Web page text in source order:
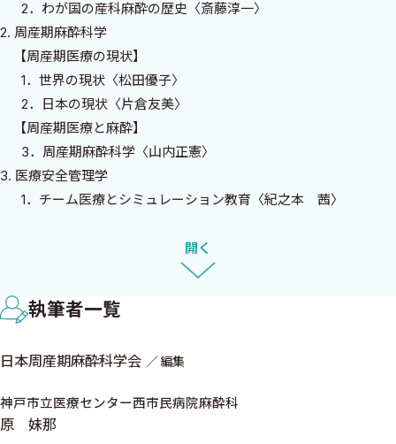
の高い周産期麻酔を提供するためには，麻酔科医自身も周産期麻
酔に関する知識を深め経験を蓄積することが求められています．
しかし我が国では分娩の集約化が遅れており，また周産期医療の
システムも地域により大きく異なるため，個々の施設でこれを達
成するのは容易ではありません．このような状況を鑑み，我々は
全国的な周産期麻酔科学の情報発信と連携の拠点として，日本周
産期麻酔科学会の設立を目指します．
学会が設立されてから早くも5年が経過しましたが，この間に日
本周産期麻酔科学会は着実に成長し，会員数は1000名に迫り，学
に，周産期麻酔資格認定医制度と認定試験も計画されています．し
かし教科書の発行には執筆依頼から3年近くが経過してしまいまし
た．これはひとえに教科書編集委員会の責任です．多忙な中，こ
の御礼を申し上げるとともに，出版の遅れに関しては深くお詫び
尽力いただいた中外医学社の上岡様，笹形様には心からの感謝の
意を表します．
2．わが国の産科麻酔の歴史〈斎藤淳一〉
2. 周産期麻酔科学
【周産期医療の現状】
1．世界の現状〈松田優子〉
2．日本の現状〈片倉友美〉
【周産期医療と麻酔】
3．周産期麻酔科学〈山内正憲〉
3. 医療安全管理学
1．チーム医療とシミュレーション教育〈紀之本 茜〉
3．各種報告制度（医療事故関係・医療安全）〈野口智子〉
4．周産期に関わる麻酔科医のためのさまざまな講習会〈角倉
弘行〉
1. 妊娠中の生理学
1．循環器系の変化〈若田竜一〉
開く
執筆者一覧
日本周産期麻酔科学会 編集
神戸市立医療センター西市民病院麻酔科
原 妹那